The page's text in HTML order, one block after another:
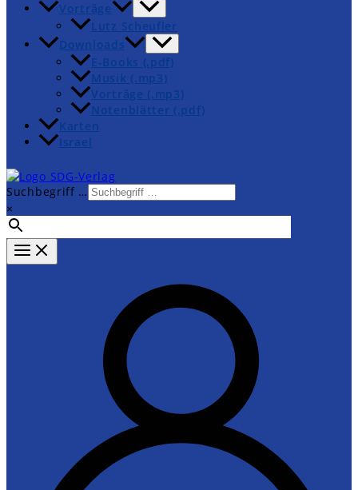
Vorträge
Lutz Scheufler
Downloads
E-Books (.pdf)
Musik (.mp3)
Vorträge (.mp3)
Notenblätter (.pdf)
Karten
Israel
Suchbegriff …
×